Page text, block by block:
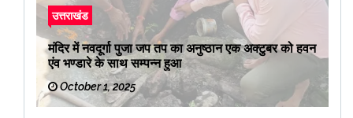
उत्तराखंड
मंदिर में नवदूर्गा पुजा जप तप का अनुष्ठान एक अक्टुबर को हवन
एंव भण्डारे के साथ सम्पन्न हुआ
October 1, 2025